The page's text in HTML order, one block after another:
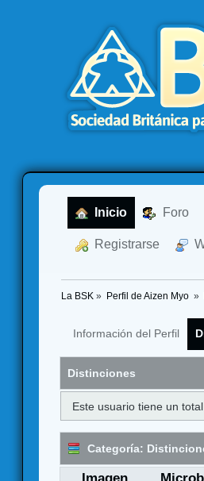
Inicio Foro
Registrarse
La BSK » Perfil de Aizen Myo »
Información del Perfil
Distinciones
Este usuario tiene un
Categoría: